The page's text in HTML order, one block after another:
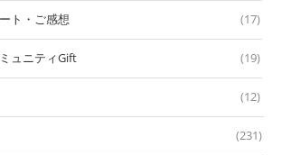
ト・ご感想 (17)
ュニティGift (19)
(12)
(231)